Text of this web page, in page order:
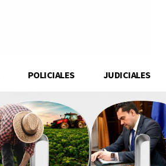
POLICIALES JUDICIALES